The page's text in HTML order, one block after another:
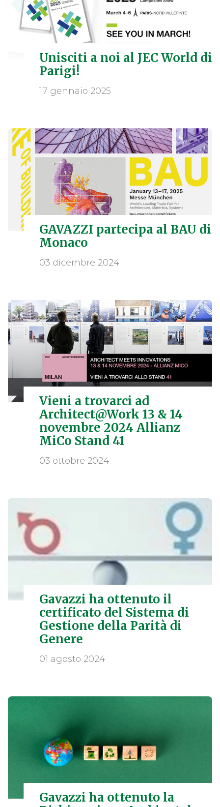
Unisciti a noi al JEC World di
Parigi!
17 gennaio 2025
GAVAZZI partecipa al BAU di
Monaco
03 dicembre 2024
Vieni a trovarci ad
Architect@Work 13 & 14
novembre 2024 Allianz
MiCo Stand 41
03 ottobre 2024
Gavazzi ha ottenuto il
certificato del Sistema di
Gestione della Parità di
Genere
01 agosto 2024
Gavazzi ha ottenuto la